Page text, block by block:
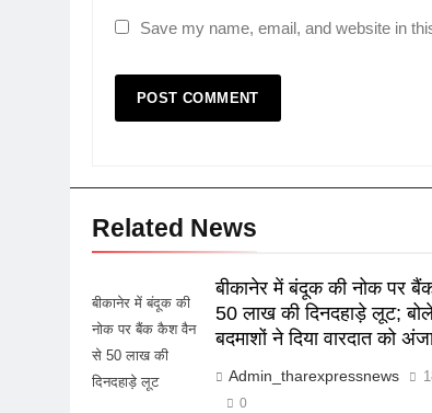
Save my name, email, and website in
Related News
बीकानेर में बंदूक की
नोक पर बैंक कैश वैन
से 50 लाख की
दिनदहाड़े लूट
बीकानेर में बंदूक की नोक पर
50 लाख की दिनदहाड़े लूट;
बदमाशों ने दिया वारदात को
Admin_tharexpressnews
0